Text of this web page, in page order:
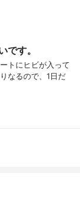
です。
トにヒビが入って
なるので、1日だ